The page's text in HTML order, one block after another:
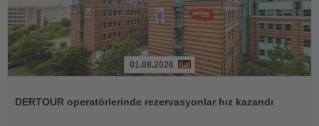
01.08.2026
DERTOUR operatörlerinde rezervasyonlar hız kazandı